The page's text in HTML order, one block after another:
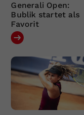
Generali Open:
Bublik startet als
Favorit